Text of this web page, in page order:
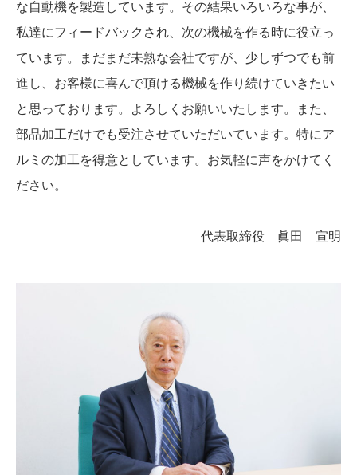
な自動機を製造しています。その結果いろいろな事が、
私達にフィードバックされ、次の機械を作る時に役立っ
ています。まだまだ未熟な会社ですが、少しずつでも前
進し、お客様に喜んで頂ける機械を作り続けていきたい
と思っております。よろしくお願いいたします。また、
部品加工だけでも受注させていただいています。特にア
ルミの加工を得意としています。お気軽に声をかけてく
ださい。
代表取締役 眞田 宣明